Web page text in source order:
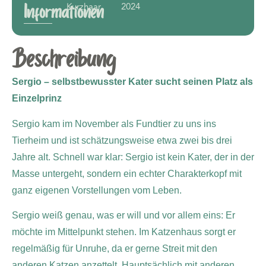
Informationen
Kurzhaar
2024
Beschreibung
Sergio – selbstbewusster Kater sucht seinen Platz als
Einzelprinz
Sergio kam im November als Fundtier zu uns ins
Tierheim und ist schätzungsweise etwa zwei bis drei
Jahre alt. Schnell war klar: Sergio ist kein Kater, der in der
Masse untergeht, sondern ein echter Charakterkopf mit
ganz eigenen Vorstellungen vom Leben.
Sergio weiß genau, was er will und vor allem eins: Er
möchte im Mittelpunkt stehen. Im Katzenhaus sorgt er
regelmäßig für Unruhe, da er gerne Streit mit den